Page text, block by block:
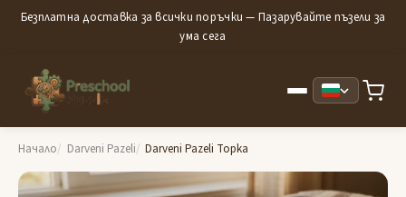
Безплатна доставка за всички поръчки — Пазарувайте пъзели за
ума сега
Начало Darveni Pazeli Darveni Pazeli Topka